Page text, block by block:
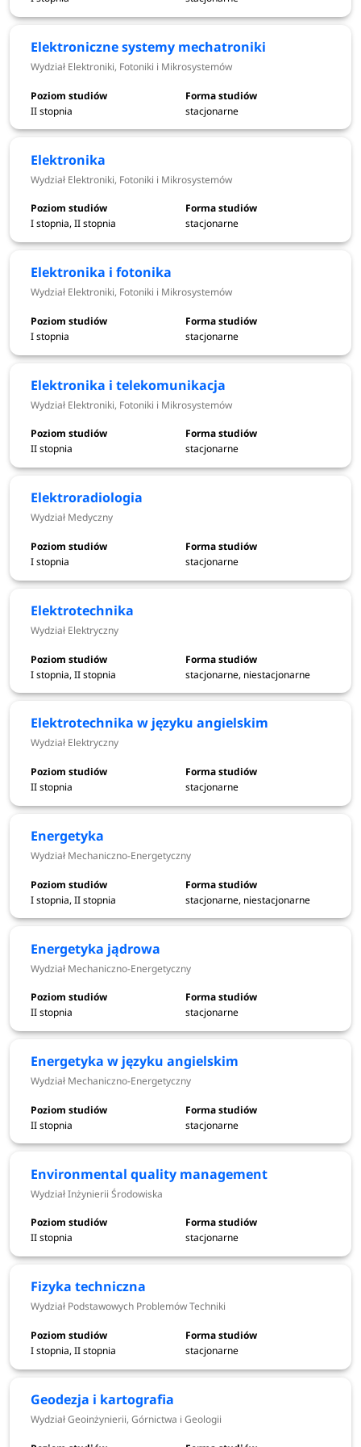
Mechanika i budowa maszyn energetycznych -
Wydział Mechaniczno-Energetyczny
Mechatronika - Wydział Mechaniczny
Medical informatics - Wydział Podstawowych
Problemów Techniki
Mining and geology - Wydział Geoinżynierii,
Środowiska
Odnawialne źródła energii - Wydział Mechaniczno-
Optyka - Wydział Podstawowych Problemów Techniki
Robotyka i automatyzacja procesów - Wydział
Sztuczna inteligencja - Wydział Informatyki i
Telekomunikacji
Teleinformatyka - Wydział Informatyki i
Telekomunikacji
Telekomunikacja - Wydział Informatyki i
Telekomunikacji
Transport - Wydział Mechaniczny
Zarządzanie - Wydział Zarządzania
Zarządzanie i inżynieria produkcji - Wydział
Zaufane systemy sztucznej inteligencji - Wydział
Dowiedz się więcej:rekrutacja.pwr.edu.pl
Harmonogram rekrutacji 2026/2027
STUDIA STACJONARNE
Studia I stopnia
Terminy
Elektroniczna rejestracja - I tura
(kierunek architektura oraz kandydaci
z zagraniczną maturą)
czerwca
2026
architektura)
Dobrowolny egzamin z matematyki i/lub
fizyki dla kandydatów z zagraniczną
matematyki i/lub fizyki
6 lipca
Elektroniczna rejestracja - I tura
(pozostałe kierunki)
10 lipca
Ogłoszenie wyników - I tura
Składanie dokumentów - I tura
Elektroniczne systemy mechatroniki
Wydział Elektroniki, Fotoniki i Mikrosystemów
II stopnia stacjonarne
Elektronika
Wydział Elektroniki, Fotoniki i Mikrosystemów
I stopnia, II stopnia stacjonarne
Elektronika i fotonika
Wydział Elektroniki, Fotoniki i Mikrosystemów
I stopnia stacjonarne
Elektronika i telekomunikacja
Wydział Elektroniki, Fotoniki i Mikrosystemów
II stopnia stacjonarne
Elektroradiologia
Wydział Medyczny
I stopnia stacjonarne
Elektrotechnika
Wydział Elektryczny
I stopnia, II stopnia stacjonarne, niestacjonarne
Elektrotechnika w języku angielskim
Wydział Elektryczny
II stopnia stacjonarne
Energetyka
Wydział Mechaniczno-Energetyczny
I stopnia, II stopnia stacjonarne, niestacjonarne
Energetyka jądrowa
Wydział Mechaniczno-Energetyczny
II stopnia stacjonarne
Energetyka w języku angielskim
Wydział Mechaniczno-Energetyczny
II stopnia stacjonarne
Environmental quality management
Wydział Inżynierii Środowiska
II stopnia stacjonarne
Fizyka techniczna
Wydział Podstawowych Problemów Techniki
I stopnia, II stopnia stacjonarne
Geodezja i kartografia
Wydział Geoinżynierii, Górnictwa i Geologii